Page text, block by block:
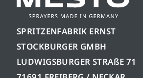
SPRITZENFABRIK ERNST
STOCKBURGER GMBH
LUDWIGSBURGER STRAßE 71